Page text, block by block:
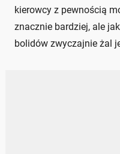
kierowcy z pewnością
znacznie bardziej, ale
bolidów zwyczajnie żal